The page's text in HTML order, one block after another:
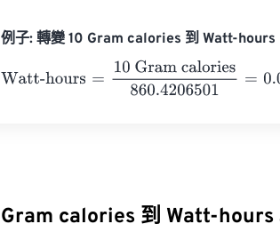
例子: 轉變 10 Gram calories 到 Watt-hours
Watt-hours
10 Gram calories860.4206501
Gram calories 到 Watt-hours